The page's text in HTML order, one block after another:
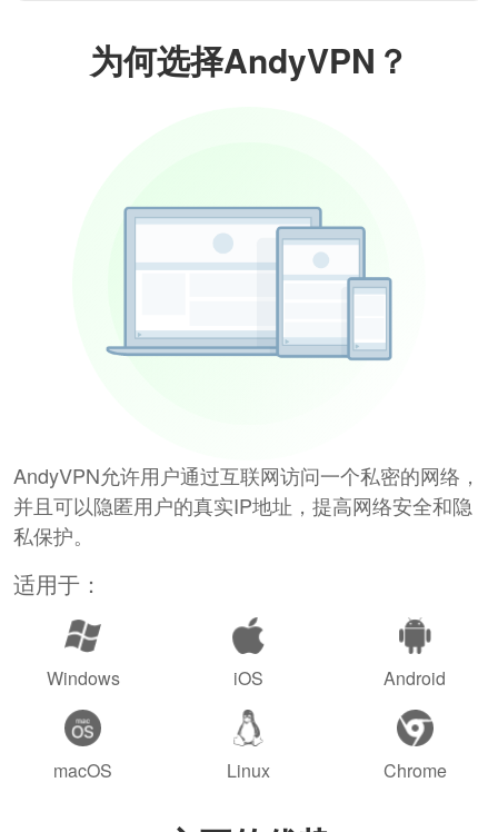
为何选择AndyVPN？
AndyVPN允许用户通过互联网访问一个私密的网络，
并且可以隐匿用户的真实IP地址，提高网络安全和隐
私保护。
适用于：
Windows iOS Android
macOS Linux Chrome